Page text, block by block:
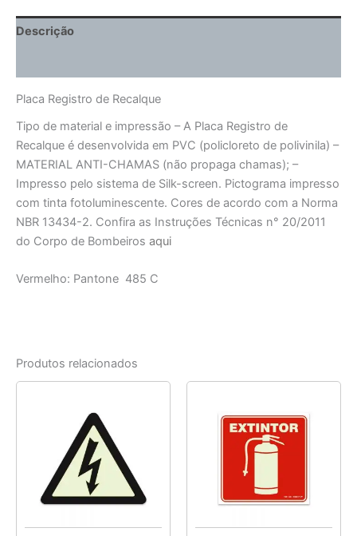
Descrição
Placa Registro de Recalque
Tipo de material e impressão – A Placa Registro de
Recalque é desenvolvida em PVC (policloreto de polivinila) –
MATERIAL ANTI-CHAMAS (não propaga chamas); –
Impresso pelo sistema de Silk-screen. Pictograma impresso
com tinta fotoluminescente. Cores de acordo com a Norma
NBR 13434-2. Confira as Instruções Técnicas n° 20/2011
do Corpo de Bombeiros aqui
Vermelho: Pantone 485 C
Produtos relacionados
preço:
R$ 6,40
variantes.
opções
podem